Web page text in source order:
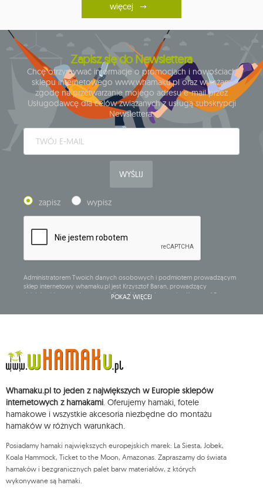
więcej
Zapisz się do Newslettera
Chcę otrzymywać informacje o promocjach i nowościach
sklepu internetowego www.whamaku.pl oraz wyrażam
zgodę na przetwarzanie mojego adresu e-mail przez
Usługodawcę dla celów związanych z usługą subskrypcji
Newslettera.
WYŚLIJ
zapisz wypisz
Administratorem Twoich danych osobowych i podmiotem prowadzącym
sklep internetowy whamaku.pl jest Krzysztof Baran, prowadzący
działalność gospodarczą pod firmą: Mouton Interactive Krzysztof Baran
adres głównego miejsca wykonywania działalności w Siedlcach, ul.
Dane będą przetwarzane w celu wysyłki newslettera i przechowywane do
chwili rezygnacji z subskrypcji.
Przysługuje Ci prawo do żądania dostępu do swoich danych osobowych,
sprzeciwu wobec przetwarzania swoich danych oraz prawo do
wniesienia skargi do organu nadzorczego oraz cofnięcia zgody w
dowolnym momencie bez wpływu na zgodność z prawem przetwarzania,
którego dokonano na podstawie zgody przed jej cofnięciem. W tym celu
możesz kontaktować się z działem obsługi klienta Mouton Interactive pod
Więcej informacji: www.mouton.pl/ODO
POKAŻ WIĘCEJ
Whamaku.pl to jeden z największych w Europie sklepów
internetowych z hamakami. Oferujemy hamaki, fotele
hamakowe i wszystkie akcesoria niezbędne do montażu
hamaków w różnych warunkach.
Posiadamy hamaki największych europejskich marek: La Siesta, Jobek,
Koala Hammock, Ticket to the Moon, Amazonas. Zapraszamy do świata
hamaków i bezgranicznych palet barw materiałów, z których
wykonywane są hamaki.